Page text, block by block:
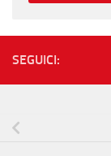
SEGUICI: